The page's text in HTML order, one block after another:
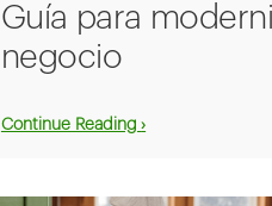
Guía para
negocio
Continue Reading